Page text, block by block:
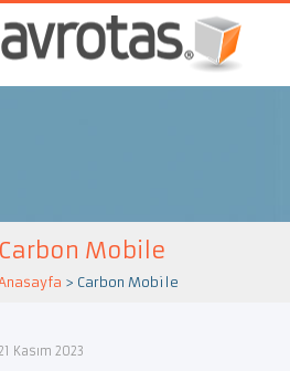
Carbon Mobile
> Carbon Mobile
21 Kasım 2023